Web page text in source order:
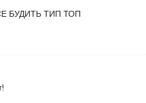
БУДИТЬ ТИП ТОП